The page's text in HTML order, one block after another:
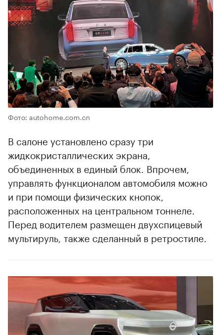
Фото: autohome.com.cn
В салоне установлено сразу три
жидкокристаллических экрана,
объединенных в единый блок. Впрочем,
управлять функционалом автомобиля можно
и при помощи физических кнопок,
расположенных на центральном тоннеле.
Перед водителем размещен двухспицевый
мультируль, также сделанный в ретростиле.